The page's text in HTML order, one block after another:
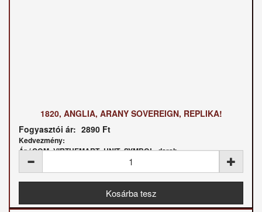
1820, ANGLIA, ARANY SOVEREIGN, REPLIKA!
Fogyasztói ár: 2890 Ft
Kedvezmény:
Ár / COM_VIRTUEMART_UNIT_SYMBOL_darab: